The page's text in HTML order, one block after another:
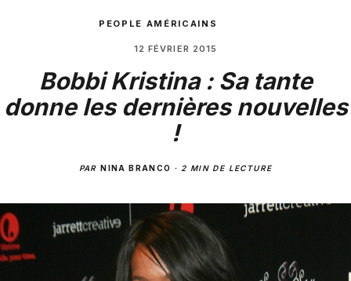
PEOPLE AMÉRICAINS
12 FÉVRIER 2015
Bobbi Kristina : Sa tante
donne les dernières nouvelles
!
PARNINA BRANCO · 2 MIN DE LECTURE